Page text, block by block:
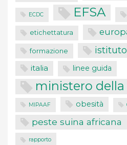
ECDC EFSA
etichettatura
formazione
italia linee guida
ministero della
MIPAAF obesità
peste suina africana
rapporto